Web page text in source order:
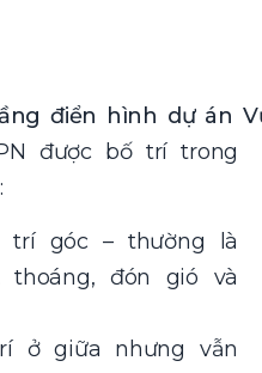
điển hình dự án
được bố trí trong
góc – thường là
đón gió và
ở giữa nhưng vẫn